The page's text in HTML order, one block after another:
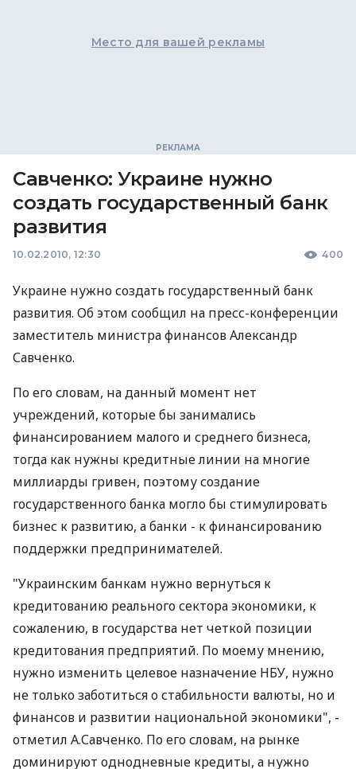
Место для вашей рекламы
Савченко: Украине нужно
создать государственный банк
развития
10.02.2010, 12:30 400
Украине нужно создать государственный банк
развития. Об этом сообщил на пресс-конференции
заместитель министра финансов Александр
Савченко.
По его словам, на данный момент нет
учреждений, которые бы занимались
финансированием малого и среднего бизнеса,
тогда как нужны кредитные линии на многие
миллиарды гривен, поэтому создание
государственного банка могло бы стимулировать
бизнес к развитию, а банки - к финансированию
поддержки предпринимателей.
"Украинским банкам нужно вернуться к
кредитованию реального сектора экономики, к
сожалению, в государства нет четкой позиции
кредитования предприятий. По моему мнению,
нужно изменить целевое назначение НБУ, нужно
не только заботиться о стабильности валюты, но и
финансов и развитии национальной экономики", -
отметил А.Савченко. По его словам, на рынке
доминируют однодневные кредиты, а нужно